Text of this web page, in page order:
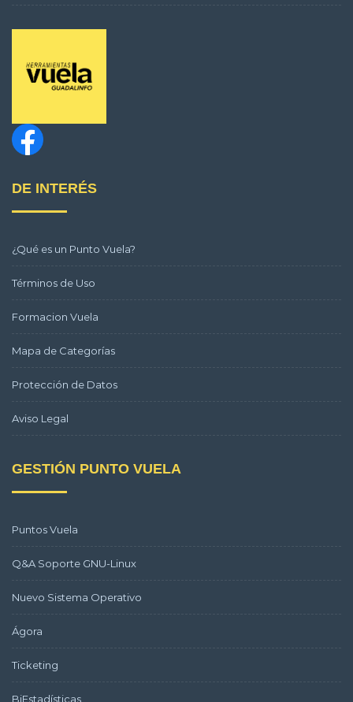
DE INTERÉS
¿Qué es un Punto Vuela?
Términos de Uso
Formacion Vuela
Mapa de Categorías
Protección de Datos
Aviso Legal
GESTIÓN PUNTO VUELA
Puntos Vuela
Q&A Soporte GNU-Linux
Nuevo Sistema Operativo
Ágora
Ticketing
BiEstadísticas